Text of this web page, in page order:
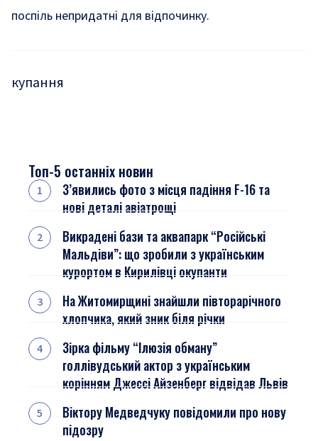
поспіль непридатні для відпочинку.
купання
Топ-5 останніх новин
З’явились фото з місця падіння F-16 та
нові деталі авіатрощі
Викрадені бази та аквапарк “Російські
Мальдіви”: що зробили з українським
курортом в Кирилівці окупанти
На Житомирщині знайшли півторарічного
хлопчика, який зник біля річки
Зірка фільму “Ілюзія обману”
голлівудський актор з українським
корінням Джессі Айзенберг відвідав Львів
Віктору Медведчуку повідомили про нову
підозру